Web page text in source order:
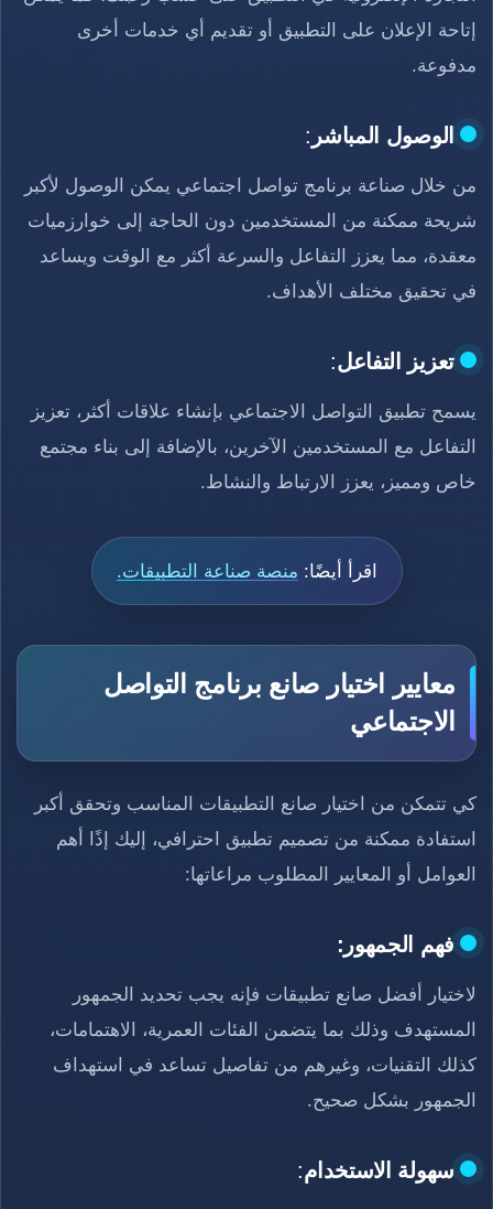
إتاحة الإعلان على التطبيق أو تقديم أي خدمات أخرى
مدفوعة.
الوصول المباشر :
من خلال صناعة برنامج تواصل اجتماعي يمكن الوصول لأكبر
شريحة ممكنة من المستخدمين دون الحاجة إلى خوارزميات
معقدة، مما يعزز التفاعل والسرعة أكثر مع الوقت ويساعد
في تحقيق مختلف الأهداف.
تعزيز التفاعل:
يسمح تطبيق التواصل الاجتماعي بإنشاء علاقات أكثر، تعزيز
التفاعل مع المستخدمين الآخرين، بالإضافة إلى بناء مجتمع
خاص ومميز، يعزز الارتباط والنشاط.
اقرأ أيضًا: منصة صناعة التطبيقات.
معايير اختيار صانع برنامج التواصل
الاجتماعي
كي تتمكن من اختيار صانع التطبيقات المناسب وتحقق أكبر
استفادة ممكنة من تصميم تطبيق احترافي، إليك إذًا أهم
العوامل أو المعايير المطلوب مراعاتها:
فهم الجمهور:
لاختيار أفضل صانع تطبيقات فإنه يجب تحديد الجمهور
المستهدف وذلك بما يتضمن الفئات العمرية، الاهتمامات،
كذلك التقنيات، وغيرهم من تفاصيل تساعد في استهداف
الجمهور بشكل صحيح.
سهولة الاستخدام: